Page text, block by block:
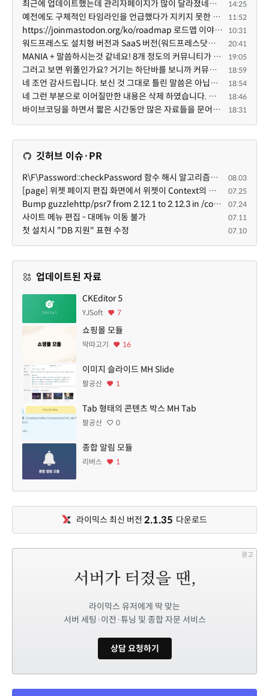
최근에 업데이트했는데 관리자페이지가 많이 달라졌네요 여기서 모듈 설치하려고 하니 php 8.4.14버전이라 8... 14:25
예전에도 구체적인 타임라인을 언급했다가 지키지 못한 것에 죄송한 마음이 있다 보니 (코어 개발/운영 자체... 11:52
https://joinmastodon.org/ko/roadmap 로드맵 이야기가 나온김에 적자면 공홈에 대략적인 로드맵이 공개되어... 10:31
워드프레스도 설치형 버전과 SaaS 버전(워드프레스닷컴)은 다른 점이 많습니다. SaaS로 제공한다면 GPL 라이... 20:41
MANIA + 말씀하시는것 같네요! 8개 정도의 커뮤니티가 저 MANIA+ 기반으로 구축된거로 알고 있습니다. SaaS ... 19:05
그러고 보면 위폴인가요? 거기는 하단바를 보니까 커뮤니티 빌딩 SaaS 솔루션을 사용하고 있는거 같더라고요... 18:59
네 조언 감사드립니다. 보신 것 그대로 틀린 말씀은 아닙니다. 다만, 배포한 것에 대해 흥미가 떨어져서 뒷... 18:54
네 그런 부분으로 이어질만한 내용은 삭제 하였습니다. 불편을 드려 죄송합니다. 저희는 비즈니스 완성할 수... 18:46
바이브코딩을 하면서 짧은 시간동안 많은 자료들을 문어발식 확장하면서 이미 배포한것에대한 흥미가 떨어지... 18:31
깃허브 이슈·PR
R\F\Password::checkPassword 함수 해시 알고리즘을 암시적으로 호출하는 경우 Argon2id 해시 비교 실패 08.03
[page] 위젯 페이지 편집 화면에서 위젯이 Context의 module_info를 덮어쓰면 저장이 ERR_ACT_IS_NOT_STANDALONE으로 실패 07.25
Bump guzzlehttp/psr7 from 2.12.1 to 2.12.3 in /common 07.24
사이트 메뉴 편집 - 대메뉴 이동 불가 07.11
첫 설치시 "DB 지원" 표현 수정 07.10
업데이트된 자료
CKEditor 5
YJSoft 7
쇼핑몰 모듈
딱따고기 16
이미지 슬라이드 MH Slide
팔공산 1
Tab 형태의 콘텐츠 박스 MH Tab
팔공산 0
종합 알림 모듈
리버스 1
라이믹스 최신 버전 2.1.35 다운로드
광고
라이믹스 유저에게 딱 맞는
서버 세팅·이전·튜닝 및 종합 자문 서비스
상담 요청하기